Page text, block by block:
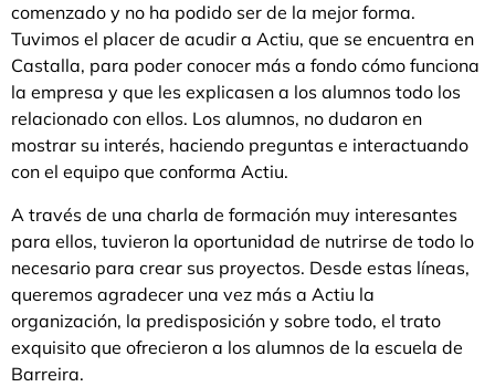
comenzado y no ha podido ser de la mejor forma.
Tuvimos el placer de acudir a Actiu, que se encuentra en
Castalla, para poder conocer más a fondo cómo funciona
la empresa y que les explicasen a los alumnos todo los
relacionado con ellos. Los alumnos, no dudaron en
mostrar su interés, haciendo preguntas e interactuando
con el equipo que conforma Actiu.
A través de una charla de formación muy interesantes
para ellos, tuvieron la oportunidad de nutrirse de todo lo
necesario para crear sus proyectos. Desde estas líneas,
queremos agradecer una vez más a Actiu la
organización, la predisposición y sobre todo, el trato
exquisito que ofrecieron a los alumnos de la escuela de
Barreira.